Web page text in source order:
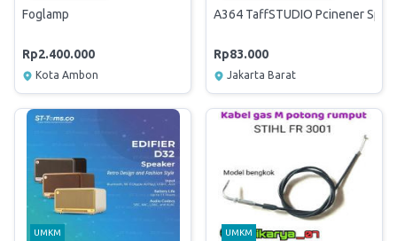
Foglamp
Rp2.400.000
Kota Ambon
A364 TaffSTUDIO Pcinener
Rp83.000
Jakarta Barat
UMKM UMKM